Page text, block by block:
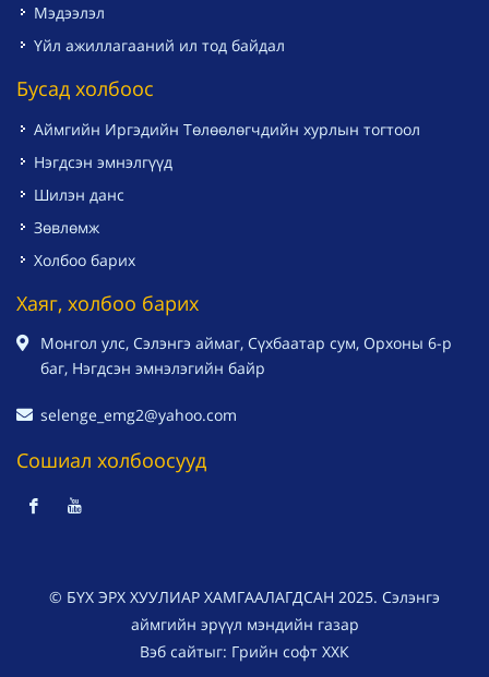
Мэдээлэл
Үйл ажиллагааний ил тод байдал
Бусад холбоос
Аймгийн Иргэдийн Төлөөлөгчдийн хурлын тогтоол
Нэгдсэн эмнэлгүүд
Шилэн данс
Зөвлөмж
Холбоо барих
Хаяг, холбоо барих
Монгол улс, Сэлэнгэ аймаг, Сүхбаатар сум, Орхоны 6-р
баг, Нэгдсэн эмнэлэгийн байр
selenge_emg2@yahoo.com
Сошиал холбоосууд
© БҮХ ЭРХ ХУУЛИАР ХАМГААЛАГДСАН 2025. Сэлэнгэ
аймгийн эрүүл мэндийн газар
Вэб сайтыг: Грийн софт ХХК